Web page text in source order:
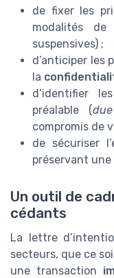
de fixer les
modalités de
suspensives) ;
d’anticiper les
la
d’identifier
préalable (
compromis de
de sécuriser
préservant
Un outil de
cédants
La lettre
secteurs, que ce
une transaction